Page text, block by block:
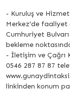
- Kuruluş ve
Merkez’de faaliyet
Cumhuriyet
bekleme
- İletişim ve Çağrı
0546 287 87 87
linkinden konum